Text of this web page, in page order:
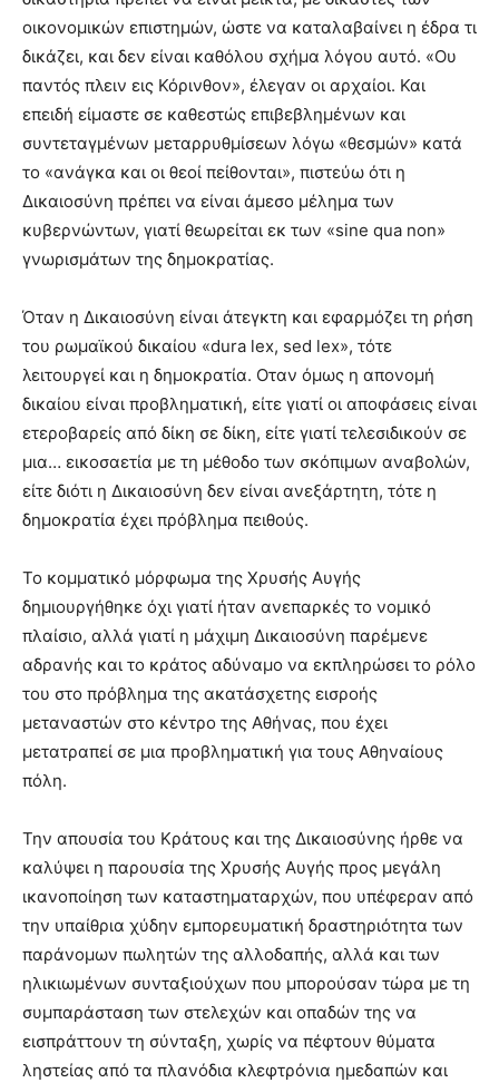
οικονομικών επιστημών, ώστε να καταλαβαίνει η έδρα τι
δικάζει, και δεν είναι καθόλου σχήμα λόγου αυτό. «Ου
παντός πλειν εις Κόρινθον», έλεγαν οι αρχαίοι. Και
επειδή είμαστε σε καθεστώς επιβεβλημένων και
συντεταγμένων μεταρρυθμίσεων λόγω «θεσμών» κατά
το «ανάγκα και οι θεοί πείθονται», πιστεύω ότι η
Δικαιοσύνη πρέπει να είναι άμεσo μέλημα των
κυβερνώντων, γιατί θεωρείται εκ των «sine qua non»
γνωρισμάτων της δημοκρατίας.
Όταν η Δικαιοσύνη είναι άτεγκτη και εφαρμόζει τη ρήση
του ρωμαϊκού δικαίου «dura lex, sed lex», τότε
λειτουργεί και η δημοκρατία. Οταν όμως η απονομή
δικαίου είναι προβληματική, είτε γιατί οι αποφάσεις είναι
ετεροβαρείς από δίκη σε δίκη, είτε γιατί τελεσιδικούν σε
μια… εικοσαετία με τη μέθοδο των σκόπιμων αναβολών,
είτε διότι η Δικαιοσύνη δεν είναι ανεξάρτητη, τότε η
δημοκρατία έχει πρόβλημα πειθούς.
Το κομματικό μόρφωμα της Χρυσής Αυγής
δημιουργήθηκε όχι γιατί ήταν ανεπαρκές το νομικό
πλαίσιο, αλλά γιατί η μάχιμη Δικαιοσύνη παρέμενε
αδρανής και το κράτος αδύναμο να εκπληρώσει το ρόλο
του στο πρόβλημα της ακατάσχετης εισροής
μεταναστών στο κέντρο της Αθήνας, που έχει
μετατραπεί σε μια προβληματική για τους Αθηναίους
πόλη.
Την απουσία του Κράτους και της Δικαιοσύνης ήρθε να
καλύψει η παρουσία της Χρυσής Αυγής προς μεγάλη
ικανοποίηση των καταστηματαρχών, που υπέφεραν από
την υπαίθρια χύδην εμπορευματική δραστηριότητα των
παράνομων πωλητών της αλλοδαπής, αλλά και των
ηλικιωμένων συνταξιούχων που μπορούσαν τώρα με τη
συμπαράσταση των στελεχών και οπαδών της να
εισπράττουν τη σύνταξη, χωρίς να πέφτουν θύματα
ληστείας από τα πλανόδια κλεφτρόνια ημεδαπών και